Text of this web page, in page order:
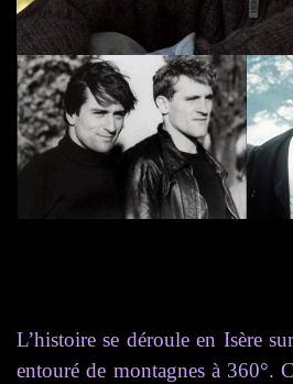
L’histoire se déroule en Isère
entouré de montagnes à 360°.